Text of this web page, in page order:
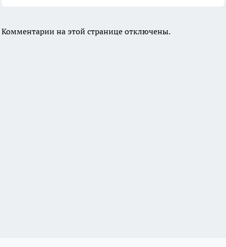
Комментарии на этой странице отключены.